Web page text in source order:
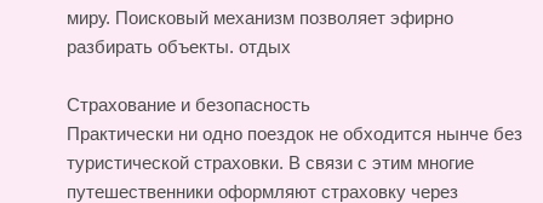
миру. Поисковый механизм позволяет эфирно
разбирать объекты. отдых
Страхование и безопасность
Практически ни одно поездок не обходится нынче без
туристической страховки. В связи с этим многие
путешественники оформляют страховку через